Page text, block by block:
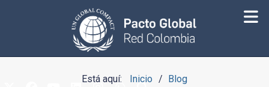
Está aquí: Inicio Blog